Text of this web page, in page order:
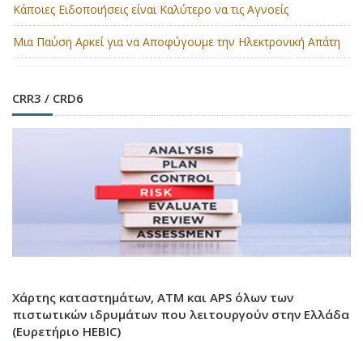
Κάποιες Ειδοποιήσεις είναι Καλύτερο να τις Αγνοείς
Μια Παύση Αρκεί για να Αποφύγουμε την Ηλεκτρονική Απάτη
CRR3 / CRD6
Χάρτης καταστημάτων, ATM και APS όλων των
πιστωτικών ιδρυμάτων που λειτουργούν στην Ελλάδα
(Ευρετήριο HEBIC)